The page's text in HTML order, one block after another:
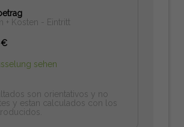
+ Kosten - Eintritt
€
sehen
son orientativos y no
y estan calculados con los